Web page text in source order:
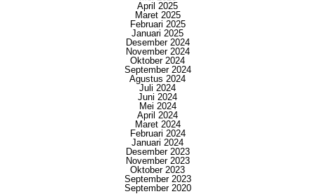
April 2025
Maret 2025
Februari 2025
Januari 2025
Desember 2024
November 2024
Oktober 2024
September 2024
Agustus 2024
Juli 2024
Juni 2024
Mei 2024
April 2024
Maret 2024
Februari 2024
Januari 2024
Desember 2023
November 2023
Oktober 2023
September 2023
September 2020